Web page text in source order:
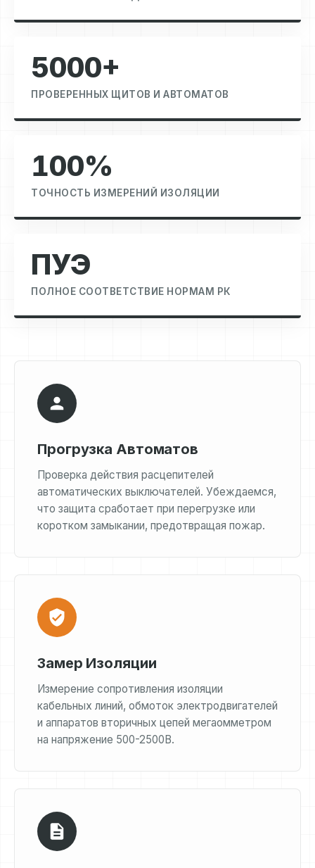
5000+
ПРОВЕРЕННЫХ ЩИТОВ И АВТОМАТОВ
100%
ТОЧНОСТЬ ИЗМЕРЕНИЙ ИЗОЛЯЦИИ
ПУЭ
ПОЛНОЕ СООТВЕТСТВИЕ НОРМАМ РК
Прогрузка Автоматов
Проверка действия расцепителей
автоматических выключателей. Убеждаемся,
что защита сработает при перегрузке или
коротком замыкании, предотвращая пожар.
Замер Изоляции
Измерение сопротивления изоляции
кабельных линий, обмоток электродвигателей
и аппаратов вторичных цепей мегаомметром
на напряжение 500-2500В.